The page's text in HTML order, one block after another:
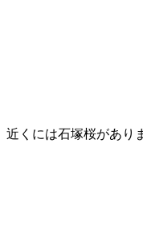
近くには石塚桜があり